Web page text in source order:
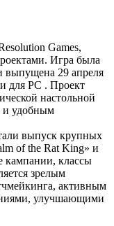
Games,
Игра была
выпущена 29 апреля
для PC . Проект
настольной
и удобным
выпуск крупных
of the Rat King» и
кампании, классы
зрелым
активным
улучшающими